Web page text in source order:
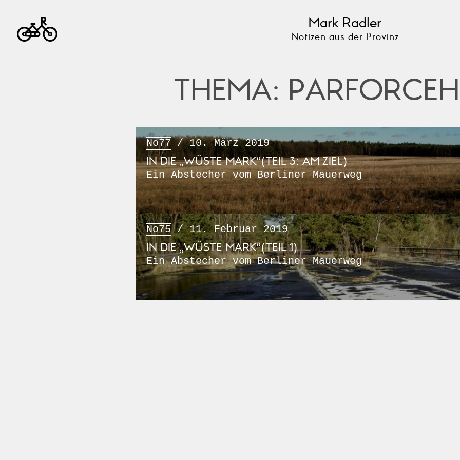
Mark Radler
Notizen aus der Provinz
THEMA:
No77 / 10. März 2019
IN DIE „WÜSTE MARK“(TEIL 3: AM ZIEL)
Ein Abstecher vom Berliner Mauerweg
No75/ 11. Februar 2019
IN DIE „WÜSTE MARK“(TEIL 1)
Ein Abstecher vom Berliner Mauerweg